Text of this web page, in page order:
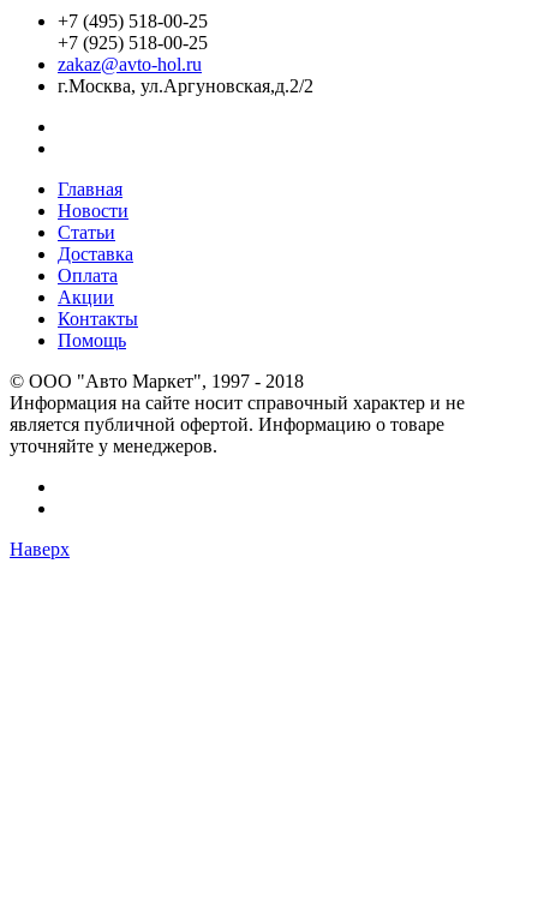
+7 (495) 518-00-25
+7 (925) 518-00-25
zakaz@avto-hol.ru
г.Москва, ул.Аргуновская,д.2/2
Главная
Новости
Статьи
Доставка
Оплата
Акции
Контакты
Помощь
© OOO "Авто Маркет", 1997 - 2018
Информация на сайте носит справочный характер и не
является публичной офертой. Информацию о товаре
уточняйте у менеджеров.
Наверх